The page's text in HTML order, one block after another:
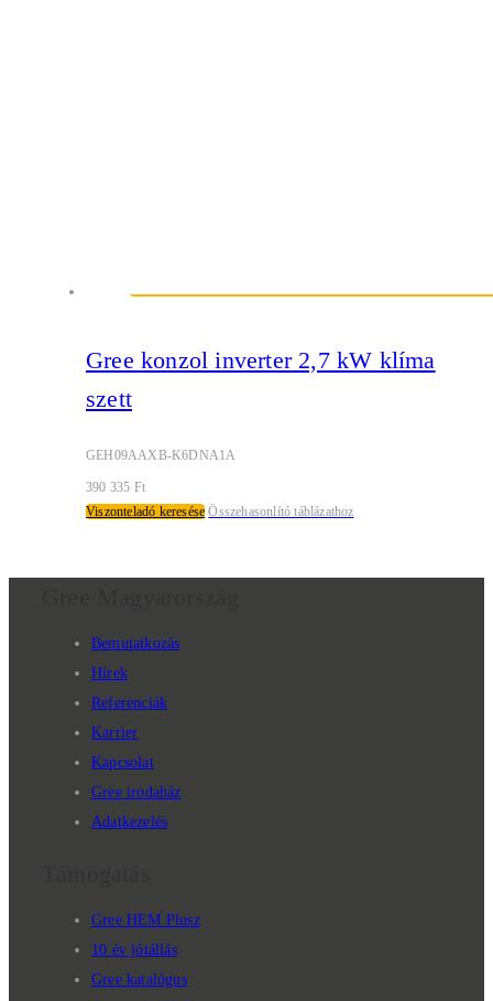
Gree konzol inverter 2,7 kW klíma
szett
GEH09AAXB-K6DNA1A
390 335 Ft
Viszonteladó keresése Összehasonlító táblázathoz
Bemutatkozás
Hírek
Referenciák
Karrier
Kapcsolat
Gree irodaház
Adatkezelés
Gree HEM Plusz
10 év jótállás
Gree katalógus